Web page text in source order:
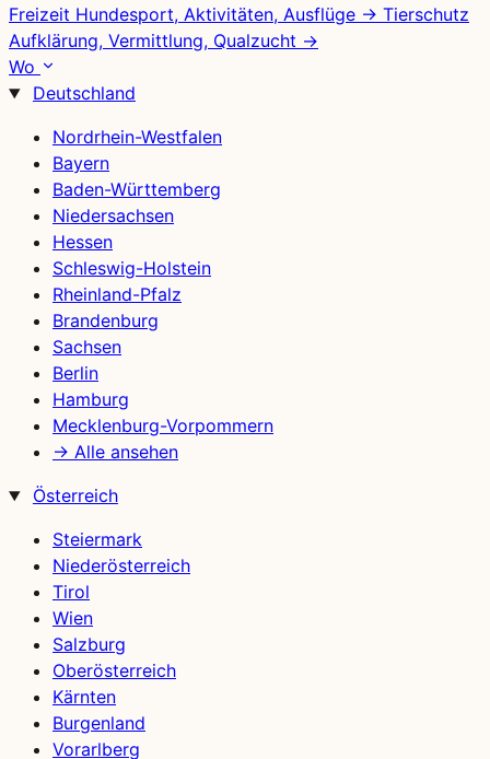
Freizeit Hundesport, Aktivitäten, Ausflüge → Tierschutz
Aufklärung, Vermittlung, Qualzucht →
Wo
Deutschland
Nordrhein-Westfalen
Bayern
Baden-Württemberg
Niedersachsen
Hessen
Schleswig-Holstein
Rheinland-Pfalz
Brandenburg
Sachsen
Berlin
Hamburg
Mecklenburg-Vorpommern
→ Alle ansehen
Österreich
Steiermark
Niederösterreich
Tirol
Wien
Salzburg
Oberösterreich
Kärnten
Burgenland
Vorarlberg